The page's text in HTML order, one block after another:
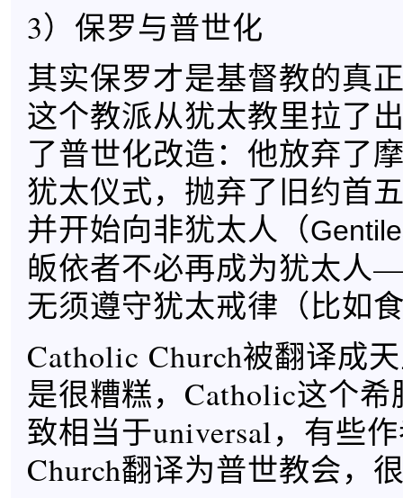
3）保罗与普世化
其实保罗才是基督教的真
这个教派从犹太教里拉了
了普世化改造：他放弃了
犹太仪式，抛弃了旧约首
并开始向非犹太人（Gentile
皈依者不必再成为犹太
无须遵守犹太戒律（比如
Catholic Church被翻译成
是很糟糕，Catholic这个
致相当于universal，有些
Church翻译为普世教会，